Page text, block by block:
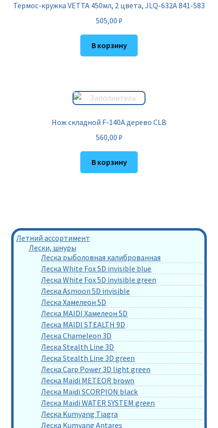
Термос-кружка VETTA 450мл, 2 цвета, JLQ-632A 841-583
505,00 ₽
В корзину
Нож складной F-140A дерево CLB
560,00 ₽
В корзину
Летний ассортимент
Лески, шнуры
Леска рыболовная калиброванная
Леска White Fox 5D invisible blue
Леска White Fox 5D invisible green
Леска Asmoon 5D invisible
Леска Хамелеон 5D
Леска MAIDI Хамелеон 5D
Леска MAIDI STEALTH 9D
Леска Chameleon 3D
Леска Stealth Line 3D
Леска Stealth Line 3D green
Леска Carp Power 3D light green
Леска Maidi METEOR brown
Леска Maidi SCORPION black
Леска Maidi WATER SYSTEM green
Леска Kumyang Tiagra
Леска Kumyang Antares